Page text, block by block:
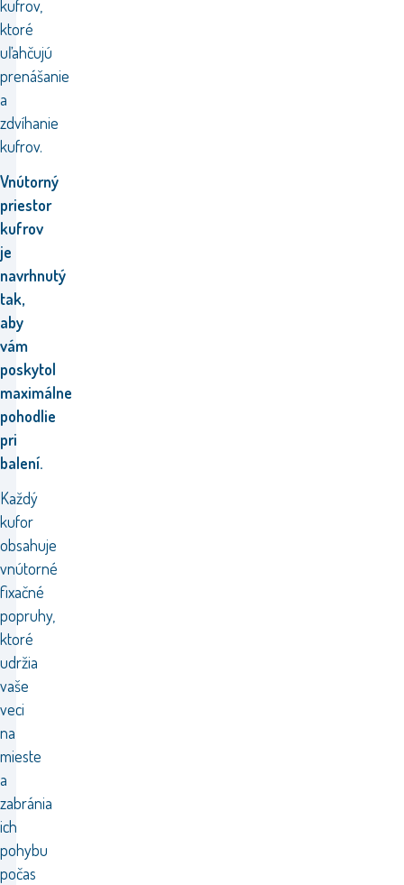
kufrov,
ktoré
uľahčujú
prenášanie
a
zdvíhanie
kufrov.
Vnútorný
priestor
kufrov
je
navrhnutý
tak,
aby
vám
poskytol
maximálne
pohodlie
pri
balení.
Každý
kufor
obsahuje
vnútorné
fixačné
popruhy,
ktoré
udržia
vaše
veci
na
mieste
a
zabránia
ich
pohybu
počas